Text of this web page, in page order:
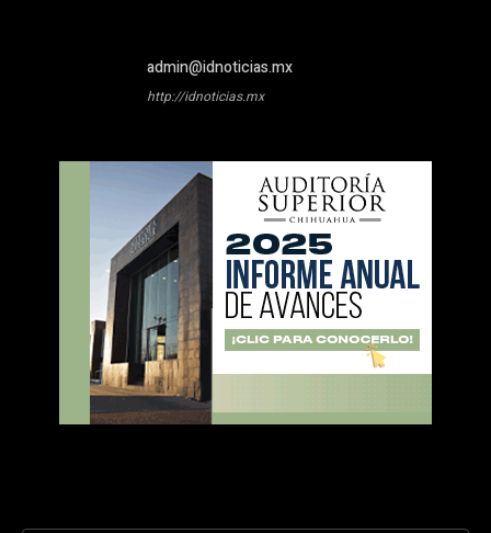
admin@idnoticias.mx
http://idnoticias.mx